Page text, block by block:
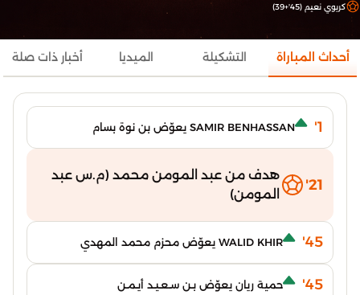
كريوي نعيم (45'+39)
أحداث المباراة التشكيلة الميديا أخبار ذات صلة
1' SAMIR BENHASSAN يعوّض بن نوة بسام
21'
هدف من عبد المومن محمد (م.س عبد
المومن)
45' WALID KHIR يعوّض محزم محمد المهدي
45' حمية ريان يعوّض بـن سـعـيـد أيـمـن